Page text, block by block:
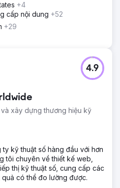
+4
cấp nội dung +52
+29
xây dựng thương hiệu kỹ
4.9
kỹ thuật số hàng đầu với hơn
tôi chuyên về thiết kế web,
thị kỹ thuật số, cung cấp các
có thể đo lường được.